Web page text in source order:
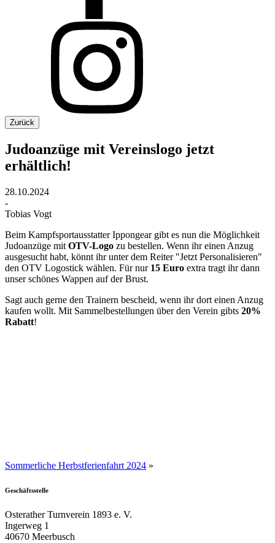
Zurück
Judoanzüge mit Vereinslogo jetzt
erhältlich!
28.10.2024
-
Tobias Vogt
Beim Kampfsportausstatter Ippongear gibt es nun die Möglichkeit
Judoanzüge mit OTV-Logo zu bestellen. Wenn ihr einen Anzug
ausgesucht habt, könnt ihr unter dem Reiter "Jetzt Personalisieren"
den OTV Logostick wählen. Für nur 15 Euro extra tragt ihr dann
unser schönes Wappen auf der Brust.
Sagt auch gerne den Trainern bescheid, wenn ihr dort einen Anzug
kaufen wollt. Mit Sammelbestellungen über den Verein gibts 20%
Rabatt!
Sommerliche Herbstferienfahrt 2024 »
Geschäftsstelle
Osterather Turnverein 1893 e. V.
Ingerweg 1
40670 Meerbusch